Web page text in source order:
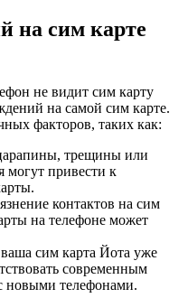
на сим карте
не видит сим карту
на самой сим карте.
факторов, таких как:
трещины или
привести к
контактов на сим
на телефоне может
сим карта Йота уже
современным
новыми телефонами.